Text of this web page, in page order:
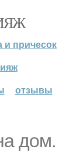
причесок
отзывы
дом.